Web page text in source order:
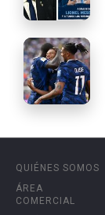
QUIÉNES SOMOS
ÁREA
COMERCIAL